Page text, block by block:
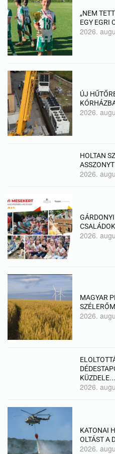
„NEM
EGY EGRI
2026.
ÚJ
2026.
HOLTAN
2026.
2026.
MAGYAR
2026.
KÜZDELE...
2026.
KATONAI
OLTÁST A
2026.